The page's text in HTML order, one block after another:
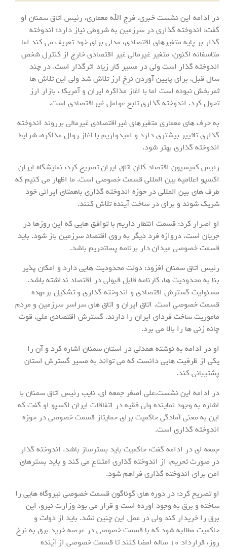
در ادامه این نشست خبری، فرج الله معماری، رئیس اتاق سمنان او
گفت: اندوخته گذاری در سرزمین به شروطی نیاز دارد؛ اندوخته
گذار بر پایه متغیرهای اقتصادی، مدلی برای خود تعریف می کند اما
متاسفانه اکنون، متغیر غیرمالی غیر اقتصادی خارج از کنترل شخص
اندوخته گذار است ولی در مسیر کار زیاد اثرگذار است. در چند
سال قبل، برای پایین آوردن نرخ ارز تلاش شد ولی این تلاش ها
ثمربخش نبوده است اما با اغاز مذاکره ایران و آمریکا ، بازار ارز
تحول کرد. اندوخته گذاری تابع عوامل غیراقتصادی است.
به حرف های معماری متغیرهای غیراقتصادی غیرمالی برروند اندوخته
گذاری تاثییر بیشتری دارد و امیدواریم با اغاز روال مذاکره، شرایط
اندوخته گذاری بهتر شود.
رئیس کمیسیون اقتصاد کلان اتاق ایران تصریح کرد: نمایشگاه ایران
اکسپو اعلامیه بین المللی قسمت خصوصی است. ما اظهار می کنیم که
طرف های بین المللی در حوزه اندوخته گذاری باهمتای ایرانی خود
شریک شوند و برای در ساخت آینده تلاش کنند.
او اصرار کرد: قسمت انتطار داریم با توافق هایی که این روزها در
جریان است، دروازه فرد دیگر به روی اقتصاد سرزمین باز شود. باید
قسمت خصوصی میدان دار برنامه پساتحریم باشد.
رئیس اتاق سمنان افزود: دولت محدودیت هایی دارد و امکان پذیر
بنا به محدودیت ها، کارنامه قابل قبولی در اقتصاد نداشته باشد.
مسئولیت گسترش اقتصادی و اندوخته گذاری و تشکیل برعهده
قسمت خصوصی است. اتاق ایران و اتاق های سراسر سرزمین و مردم
ماموریت ساخت فردای ایران را دارند. گسترش اقتصادی ملی، قوت
چانه زنی ها را بالا می برد.
او در ادامه به نوشته همدلی در استان سمنان اشاره کرد و آن را
یکی از ظرفیت هایی دانست که می تواند به مسیر گسترش استان
پشتیبانی کند.
در ادامه این نشست،علی اصغر جمعه ای، نایب رئیس اتاق سمنان با
اشاره به وجود نماینده ولی فقیه در اتفاقات ایران اکسپو او گفت که
این به معنی آمادگی حاکمیت برای حمایتاز قسمت خصوصی در حوزه
اندوخته گذاری است.
جمعه ای در ادامه گفت: حاکمیت باید بسترساز باشد. اندوخته گذار
در صورت تحریم، از اندوخته گذاری امتناع می کند و باید بسترهای
امن برای اندوخته گذاری فراهم شود.
او تصریح کرد: در دوره های گوناگون قسمت خصوصی نیروگاه هایی را
ساخته و برق به وجود اورده است و قرار می بود وزارت نیرو، این
برق را خریدار کند ولی در عمل این چنین نشد. باید از دولت و
حاکمیت مطالبه شود که با قسمت خصوصی در عرصه خرید برق به نرخ
روز، قرارداد 10 ساله امضا کنند تا قسمت خصوصی از آینده